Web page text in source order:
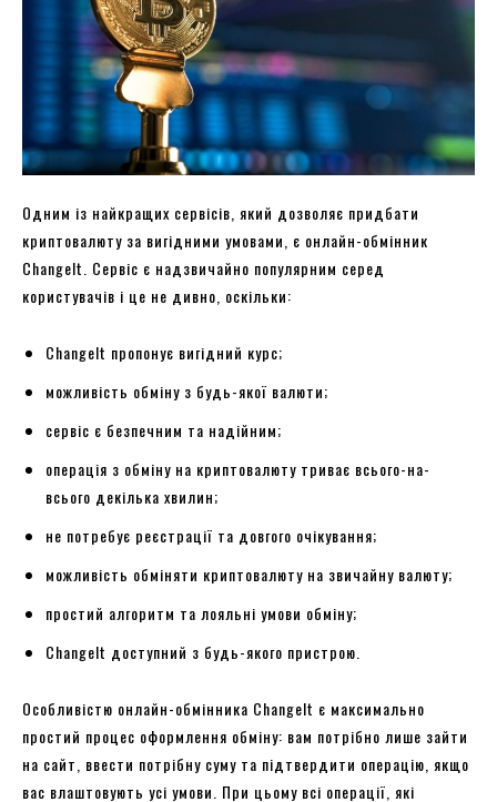
Одним із найкращих сервісів, який дозволяє придбати
криптовалюту за вигідними умовами, є онлайн-обмінник
ChangeIt. Сервіс є надзвичайно популярним серед
користувачів і це не дивно, оскільки:
ChangeIt пропонує вигідний курс;
можливість обміну з будь-якої валюти;
сервіс є безпечним та надійним;
операція з обміну на криптовалюту триває всього-на-
всього декілька хвилин;
не потребує реєстрації та довгого очікування;
можливість обміняти криптовалюту на звичайну валюту;
простий алгоритм та лояльні умови обміну;
ChangeIt доступний з будь-якого пристрою.
Особливістю онлайн-обмінника ChangeIt є максимально
простий процес оформлення обміну: вам потрібно лише зайти
на сайт, ввести потрібну суму та підтвердити операцію, якщо
вас влаштовують усі умови. При цьому всі операції, які